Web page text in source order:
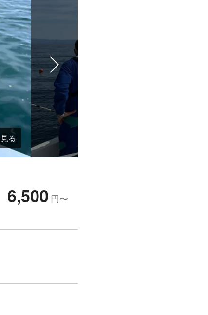
る
6,500 円〜